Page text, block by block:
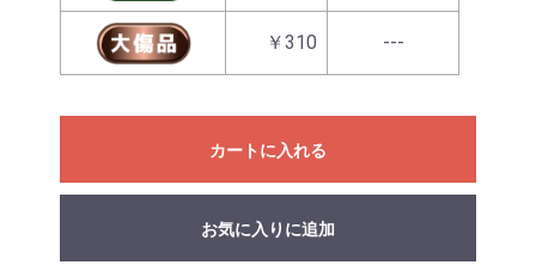
￥310 ---
カートに入れる
お気に入りに追加